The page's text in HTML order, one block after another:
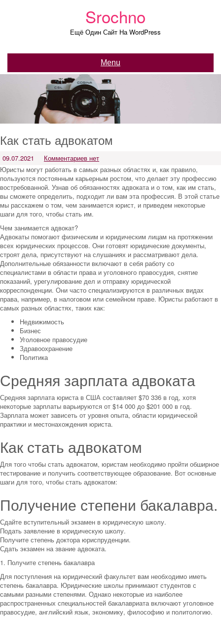
Srochno
Ещё Один Сайт На WordPress
Menu
Как стать адвокатом
09.07.2021
Комментариев нет
Юристы могут работать в самых разных областях и, как правило,
пользуются постоянным карьерным ростом, что делает эту профессию
востребованной. Узнав об обязанностях адвоката и о том, как им стать,
вы сможете определить, подходит ли вам эта профессия. В этой статье
мы расскажем о том, чем занимается юрист, и приведем некоторые
шаги для того, чтобы стать им.
Чем занимается адвокат?
Адвокаты помогают физическим и юридическим лицам на протяжении
всех юридических процессов. Они готовят юридические документы,
строят дела, присутствуют на слушаниях и рассматривают дела.
Дополнительные обязанности включают в себя работу со
специалистами в области права и уголовного правосудия, снятие
показаний, урегулирование дел и отправку юридической
корреспонденции. Они часто специализируются в различных видах
права, например, в налоговом или семейном праве. Юристы работают в
самых разных областях, таких как:
Недвижимость
Бизнес
Уголовное правосудие
Здравоохранение
Политика
Средняя зарплата адвоката
Средняя зарплата юриста в США составляет $70 336 в год, хотя
некоторые зарплаты варьируются от $14 000 до $201 000 в год.
Зарплата может зависеть от уровня опыта, области юридической
практики и местонахождения юриста.
Как стать адвокатом
Для того чтобы стать адвокатом, юристам необходимо пройти обширное
тестирование и получить соответствующее образование. Вот основные
шаги для того, чтобы стать адвокатом:
Получение степени бакалавра.
Сдайте вступительный экзамен в юридическую школу.
Подать заявление в юридическую школу.
Получите степень доктора юриспруденции.
Сдать экзамен на звание адвоката.
1. Получите степень бакалавра
Для поступления на юридический факультет вам необходимо иметь
степень бакалавра. Юридические школы принимают студентов с
самыми разными степенями. Однако некоторые из наиболее
распространенных специальностей бакалавриата включают уголовное
правосудие, английский язык, экономику, философию и политологию.